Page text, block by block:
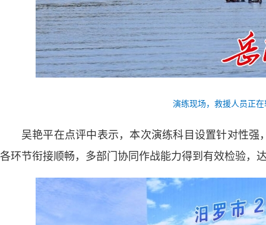
演练现场，救援人员正
吴艳平在点评中表示，本次演练科目设置针对性
各环节衔接顺畅，多部门协同作战能力得到有效检验，